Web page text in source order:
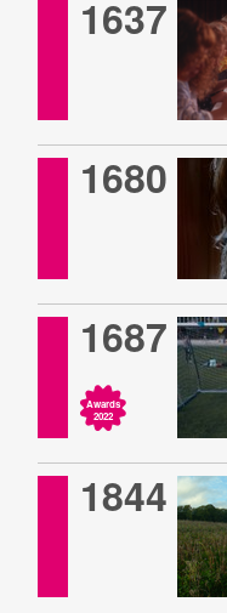
1637
1680
1687
Awards
2022
1844